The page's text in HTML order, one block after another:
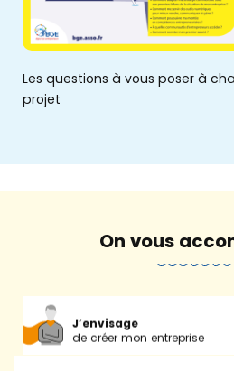
Qui sommes-nous ?
Retrouver
nos solutions
Offre de services
Les questions à vous poser à
projet
On vous
J’envisage
de créer mon entreprise